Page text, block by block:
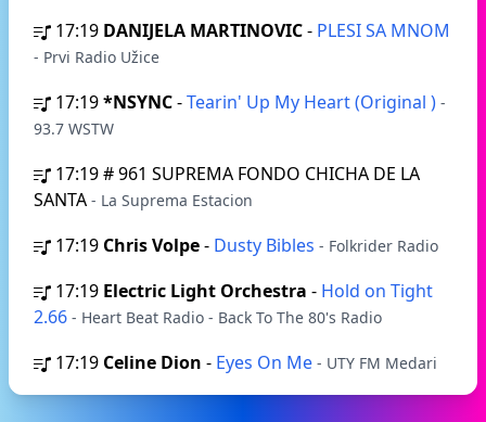
17:19 DANIJELA MARTINOVIC- PLESI SA MNOM
- Prvi Radio Užice
17:19*NSYNC-Tearin' Up My Heart (Original ) -
93.7 WSTW
17:19# 961 SUPREMA FONDO CHICHA DE LA
SANTA - La Suprema Estacion
17:19 Chris Volpe- Dusty Bibles - Folkrider Radio
17:19 Electric Light Orchestra - Hold on Tight
2.66 - Heart Beat Radio - Back To The 80's Radio
17:19 Celine Dion - Eyes On Me - UTY FM Medari